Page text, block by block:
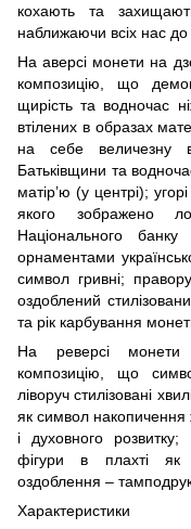
кохають та
наближаючи всіх нас
На аверсі монети на
композицію, що
щирість та водночас
втілених в образах
на себе величезну
Батьківщини та
матір’ю (у центрі);
якого зображено
Національного банку
орнаментами
символ гривні;
оздоблений
та рік карбування
На реверсі монети
композицію, що
ліворуч стилізовані
як символ накопичення
і духовного
фігури в плахті як
оздоблення –
Характеристики